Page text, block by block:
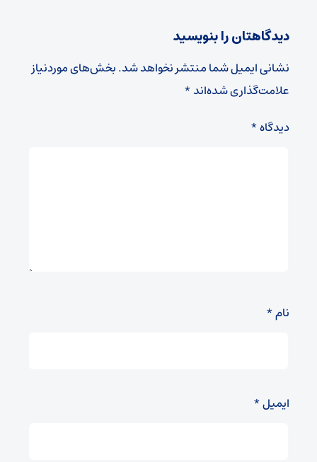
دیدگاهتان را بنویسید
نشانی ایمیل شما منتشر نخواهد شد.بخش‌های موردنیاز
علامت‌گذاری شده‌اند*
دیدگاه*
نام*
ایمیل*